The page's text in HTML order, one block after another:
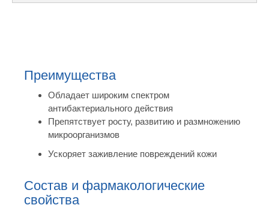
Преимущества
Обладает широким спектром
антибактериального действия
Препятствует росту, развитию и размножению
микроорганизмов
Ускоряет заживление повреждений кожи
Состав и фармакологические
свойства